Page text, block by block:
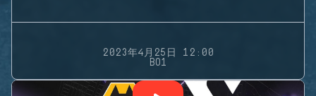
2023年4月25日 12:00
BO1